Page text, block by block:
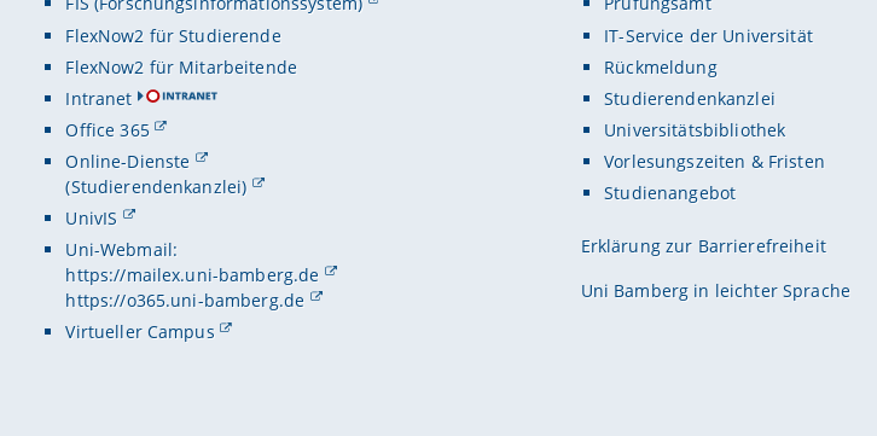
FlexNow2 für Studierende
FlexNow2 für Mitarbeitende
Intranet
Office 365
Online-Dienste
(Studierendenkanzlei)
UnivIS
Uni-Webmail:
https://mailex.uni-bamberg.de
https://o365.uni-bamberg.de
Virtueller Campus
IT-Service der Universität
Rückmeldung
Studierendenkanzlei
Universitätsbibliothek
Vorlesungszeiten & Fristen
Studienangebot
Erklärung zur Barrierefreiheit
Uni Bamberg in leichter Sprache